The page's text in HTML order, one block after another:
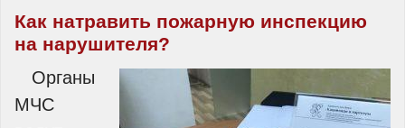
Как натравить пожарную инспекцию
на нарушителя?
Органы
МЧС